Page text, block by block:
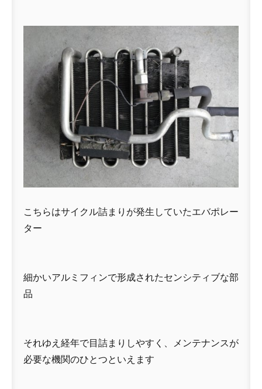
こちらはサイクル詰まりが発生していたエバポレー
ター
細かいアルミフィンで形成されたセンシティブな部
品
それゆえ経年で目詰まりしやすく、メンテナンスが
必要な機関のひとつといえます